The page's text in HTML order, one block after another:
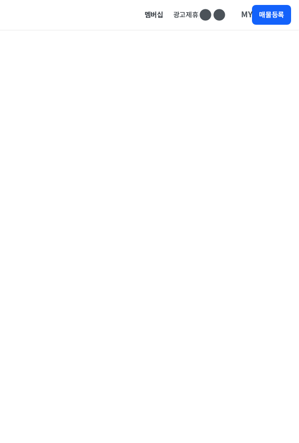
멤버십 광고제휴 MY 매물등록